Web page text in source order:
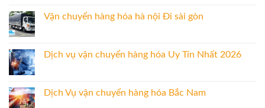
Vận chuyển hàng hóa hà nội Đi sài gòn
Dịch vụ vận chuyển hàng hóa Uy Tín Nhất 2026
Dịch Vụ vận chuyển hàng hóa Bắc Nam